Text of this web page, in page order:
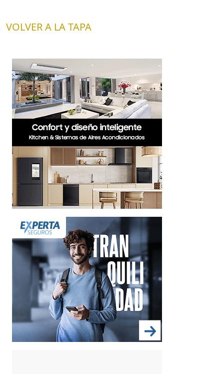
VOLVER A LA TAPA